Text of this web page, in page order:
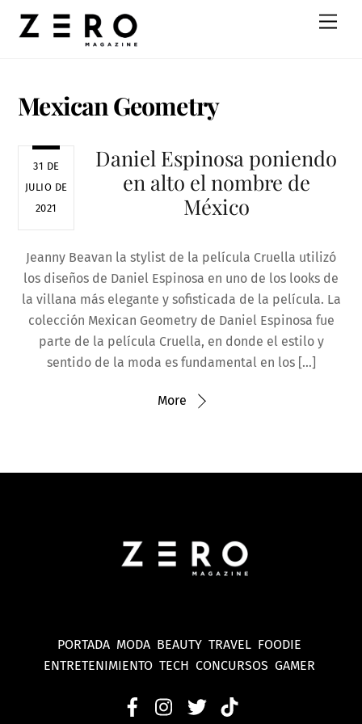
Mexican Geometry
31 DE
JULIO DE
2021
Daniel Espinosa poniendo
en alto el nombre de
México
Jeanny Beavan la stylist de la película Cruella utilizó
los diseños de Daniel Espinosa en uno de los looks de
la villana más elegante y sofisticada de la película. La
colección Mexican Geometry de Daniel Espinosa fue
parte de la película Cruella, en donde el estilo y
sentido de la moda es fundamental en los […]
More
PORTADA MODA BEAUTY TRAVEL FOODIE
ENTRETENIMIENTO TECH CONCURSOS GAMER